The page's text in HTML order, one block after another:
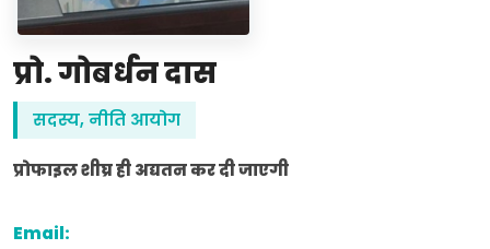
प्रो. गोबर्धन दास
सदस्य, नीति आयोग
प्रोफाइल शीघ्र ही अद्यतन कर दी जाएगी
Email: